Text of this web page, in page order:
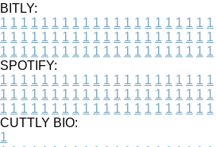
BITLY:
1 1 1 1 1 1 1 1 1 1 1 1 1 1 1 1 1 1 1 1 1
1 1 1 1 1 1 1 1 1 1 1 1 1 1 1 1 1 1 1 1 1
1 1 1 1 1 1 1 1 1 1 1 1 1 1 1 1 1 1 1 1 1
SPOTIFY:
1 1 1 1 1 1 1 1 1 1 1 1 1 1 1 1 1 1 1 1 1
1 1 1 1 1 1 1 1 1 1 1 1 1 1 1 1 1 1 1 1 1
1 1 1 1 1 1 1 1 1 1 1 1 1 1 1 1 1 1 1 1 1
CUTTLY BIO:
1